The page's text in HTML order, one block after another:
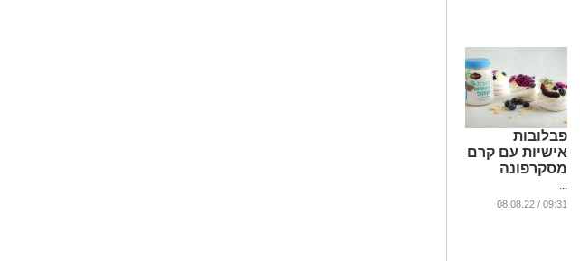
פבלובות
אישיות עם קרם
מסקרפונה
...
09:31 / 08.08.22